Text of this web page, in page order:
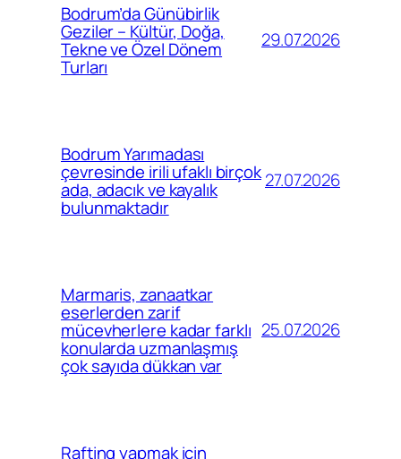
Bodrum’da Günübirlik
Geziler – Kültür, Doğa,
Tekne ve Özel Dönem
Turları
29.07.2026
Bodrum Yarımadası
çevresinde irili ufaklı birçok
ada, adacık ve kayalık
bulunmaktadır
27.07.2026
Marmaris, zanaatkar
eserlerden zarif
mücevherlere kadar farklı
konularda uzmanlaşmış
çok sayıda dükkan var
25.07.2026
Rafting yapmak için